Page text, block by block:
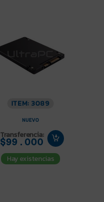
ITEM: 3089
NUEVO
Transferencia:
$99.000
Hay existencias